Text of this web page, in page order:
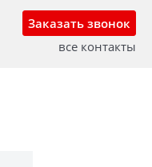
Заказать звонок
все контакты